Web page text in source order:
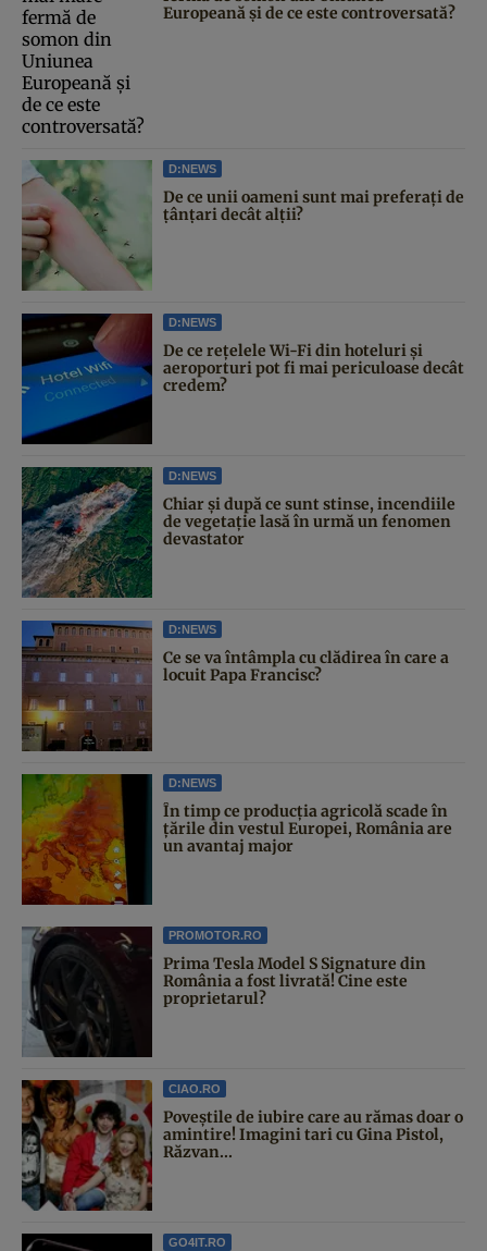
Europeană și de ce este controversată?
D:NEWS
De ce unii oameni sunt mai preferați de
țânțari decât alții?
D:NEWS
De ce rețelele Wi-Fi din hoteluri și
aeroporturi pot fi mai periculoase decât
credem?
D:NEWS
Chiar și după ce sunt stinse, incendiile
de vegetație lasă în urmă un fenomen
devastator
D:NEWS
Ce se va întâmpla cu clădirea în care a
locuit Papa Francisc?
D:NEWS
În timp ce producția agricolă scade în
țările din vestul Europei, România are
un avantaj major
PROMOTOR.RO
Prima Tesla Model S Signature din
România a fost livrată! Cine este
proprietarul?
CIAO.RO
Poveştile de iubire care au rămas doar o
amintire! Imagini tari cu Gina Pistol,
Răzvan...
GO4IT.RO